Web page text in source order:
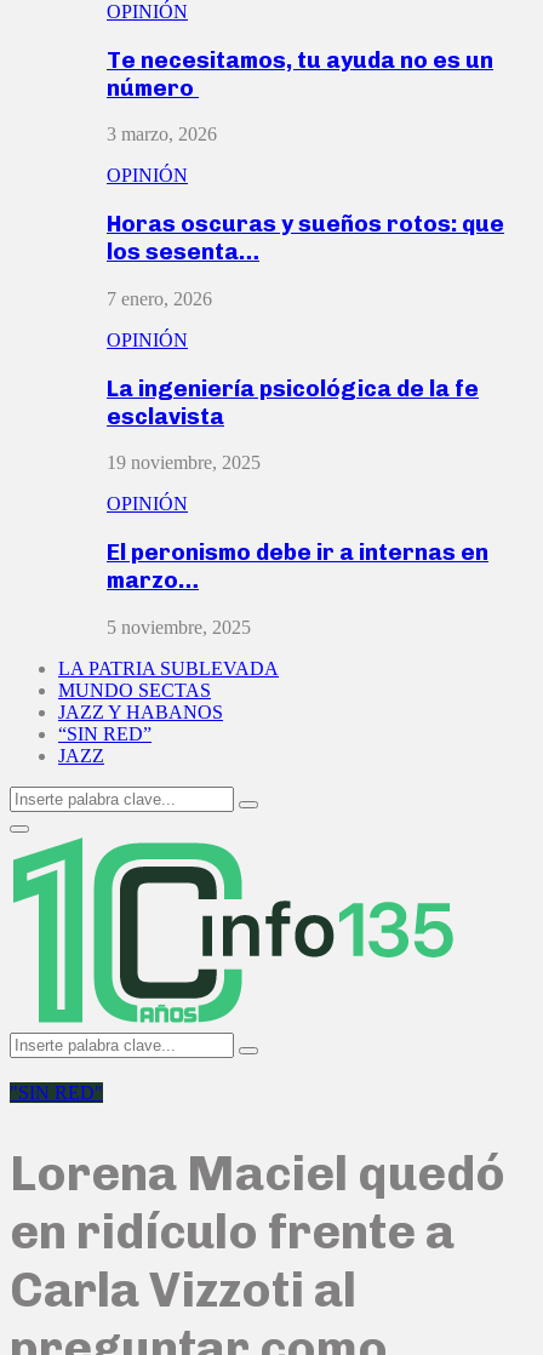
OPINIÓN
Te necesitamos, tu ayuda no es un
número
3 marzo, 2026
OPINIÓN
Horas oscuras y sueños rotos: que
los sesenta…
7 enero, 2026
OPINIÓN
La ingeniería psicológica de la fe
esclavista
19 noviembre, 2025
OPINIÓN
El peronismo debe ir a internas en
marzo…
5 noviembre, 2025
LA PATRIA SUBLEVADA
MUNDO SECTAS
JAZZ Y HABANOS
“SIN RED”
JAZZ
Search
for:
Search
Primary
Menu
Search
for:
Search
"SIN RED"
Lorena Maciel quedó
en ridículo frente a
Carla Vizzoti al